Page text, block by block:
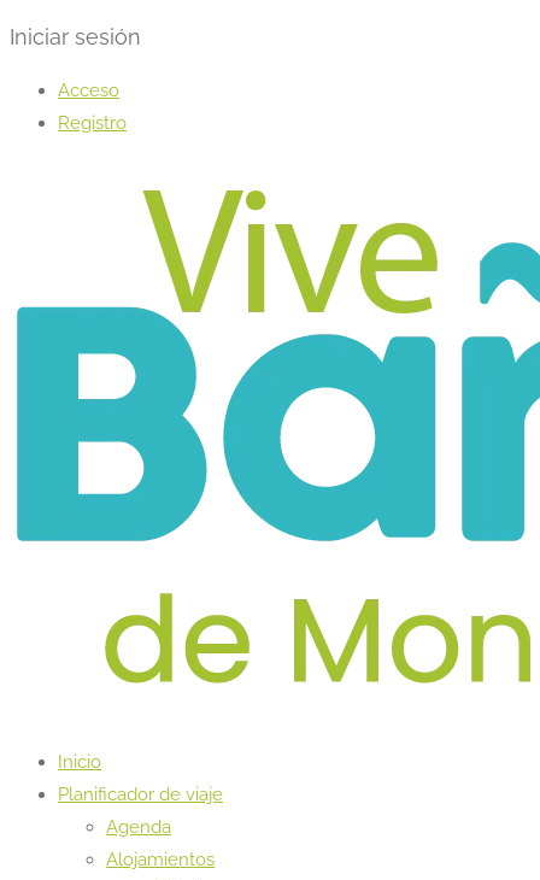
Iniciar sesión
Acceso
Registro
Inicio
Planificador de viaje
Agenda
Alojamientos